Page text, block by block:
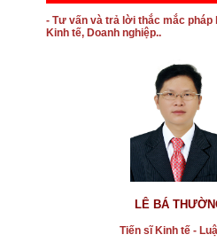
- Tư vấn và trả lời thắc mắc pháp
Kinh tế, Doanh nghiệp..
LÊ BÁ
Tiến sĩ Kinh tế -
* Cảnh giác với thông tin mua bán
được quảng cáo sai sự thật, gây
* Tai nạn lao động làm chết hàng
* Kết quả công tác phòng, chống